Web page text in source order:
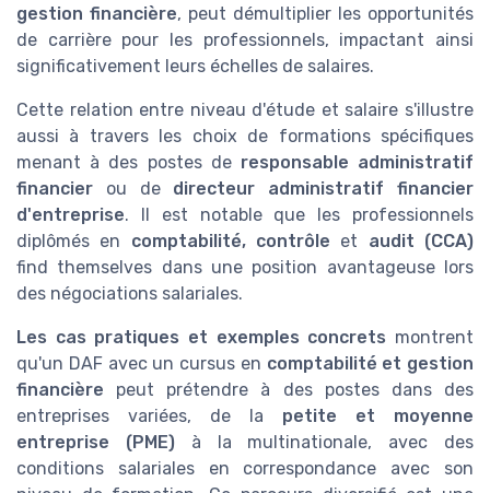
gestion financière, peut démultiplier les opportunités
de carrière pour les professionnels, impactant ainsi
significativement leurs échelles de salaires.
Cette relation entre niveau d'étude et salaire s'illustre
aussi à travers les choix de formations spécifiques
menant à des postes de responsable administratif
financier ou de directeur administratif financier
d'entreprise. Il est notable que les professionnels
diplômés en comptabilité, contrôle et audit (CCA)
find themselves dans une position avantageuse lors
des négociations salariales.
Les cas pratiques et exemples concrets montrent
qu'un DAF avec un cursus en comptabilité et gestion
financière peut prétendre à des postes dans des
entreprises variées, de la petite et moyenne
entreprise (PME)à la multinationale, avec des
conditions salariales en correspondance avec son